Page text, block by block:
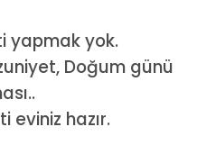
yapmak yok.
Doğum günü
eviniz hazır.